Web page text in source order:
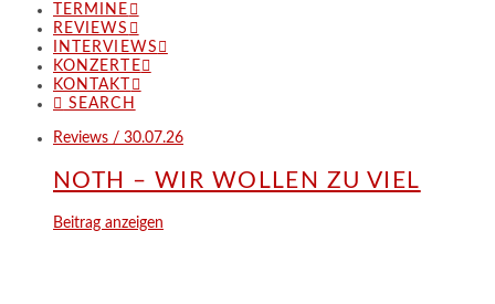
TERMINE
REVIEWS
INTERVIEWS
KONZERTE
KONTAKT
SEARCH
Reviews / 30.07.26
NOTH – WIR WOLLEN ZU VIEL
Beitrag anzeigen